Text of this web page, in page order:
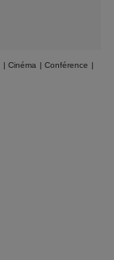
| Cinéma | Conférence |